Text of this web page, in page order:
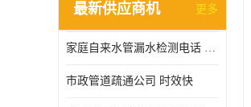
最新供应商机 更多
家庭自来水管漏水检测电话 服务周到
市政管道疏通公司 时效快